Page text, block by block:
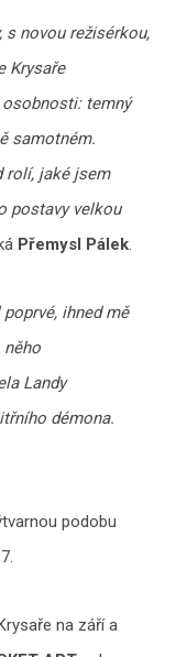
novou režisérkou,
Krysaře
temný
samotném.
rolí, jaké jsem
postavy velkou
Přemysl Pálek.
ihned mě
Landy
démona.
podobu
na září a